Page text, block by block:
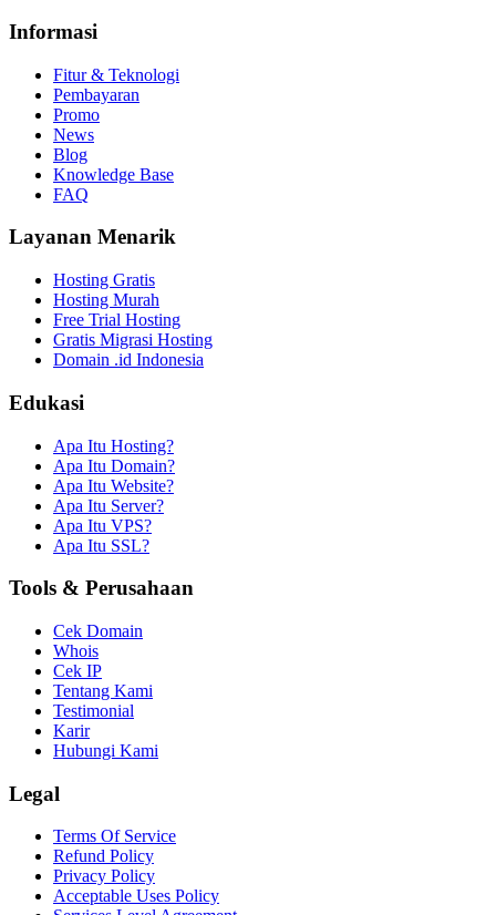
Informasi
Fitur & Teknologi
Pembayaran
Promo
News
Blog
Knowledge Base
FAQ
Layanan Menarik
Hosting Gratis
Hosting Murah
Free Trial Hosting
Gratis Migrasi Hosting
Domain .id Indonesia
Edukasi
Apa Itu Hosting?
Apa Itu Domain?
Apa Itu Website?
Apa Itu Server?
Apa Itu VPS?
Apa Itu SSL?
Tools & Perusahaan
Cek Domain
Whois
Cek IP
Tentang Kami
Testimonial
Karir
Hubungi Kami
Legal
Terms Of Service
Refund Policy
Privacy Policy
Acceptable Uses Policy